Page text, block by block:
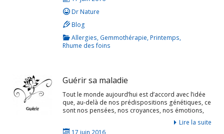
compte-gouttes, 30 gouttes 2 fois par jour. […]
Dr Nature
Blog
Allergies, Gemmothérapie, Printemps,
Rhume des foins
Guérir sa maladie
Tout le monde aujourd’hui est d’accord avec l’idée
que, au-delà de nos prédispositions génétiques, ce
sont nos pensées, nos croyances, nos émotions,
comportements (alimentation, sommeil, activité
Lire la suite